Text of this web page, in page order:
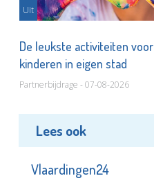
Uit
De leukste activiteiten voor
kinderen in eigen stad
Partnerbijdrage - 07-08-2026
Lees ook
Vlaardingen24